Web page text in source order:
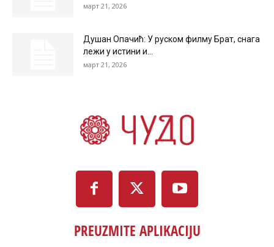
март 21, 2026
Душан Опачић: У руском филму Брат, снага
лежи у истини и...
март 21, 2026
PREUZMITE APLIKACIJU